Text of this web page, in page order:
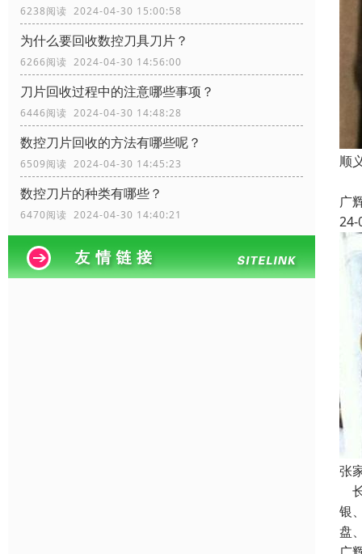
6238阅读 2024-04-30 15:00:58
为什么要回收数控刀具刀片？
6266阅读 2024-04-30 14:56:00
刀片回收过程中的注意哪些事项？
6446阅读 2024-04-30 14:48:28
数控刀片回收的方法有哪些呢？
6509阅读 2024-04-30 14:45:23
数控刀片的种类有哪些？
6470阅读 2024-04-30 14:40:21
顺
广
24-
张
银
盘